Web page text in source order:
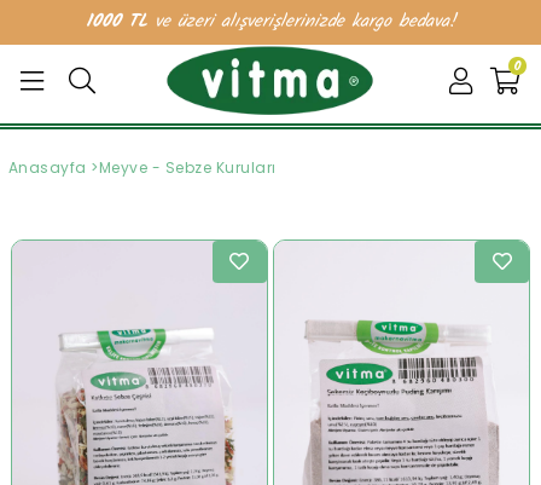
1000 TLve üzeri alışverişlerinizde kargo bedava!
0
Anasayfa >Meyve - Sebze Kuruları